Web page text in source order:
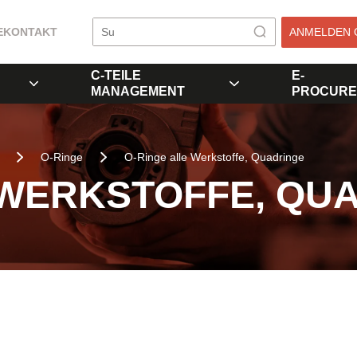
KONTAKT ANMELDEN
C-TEILE
MANAGEMENT
E-
O-Ringe O-Ringe alle Werkstoffe, Quadringe